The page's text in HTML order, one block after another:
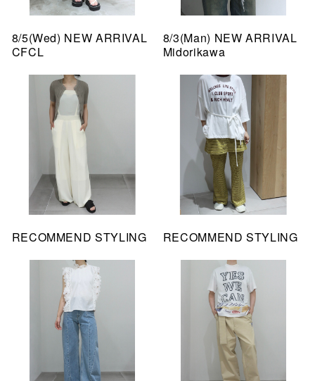
8/5(Wed) NEW ARRIVAL
CFCL
8/3(Man) NEW ARRIVAL
Midorikawa
RECOMMEND STYLING RECOMMEND STYLING